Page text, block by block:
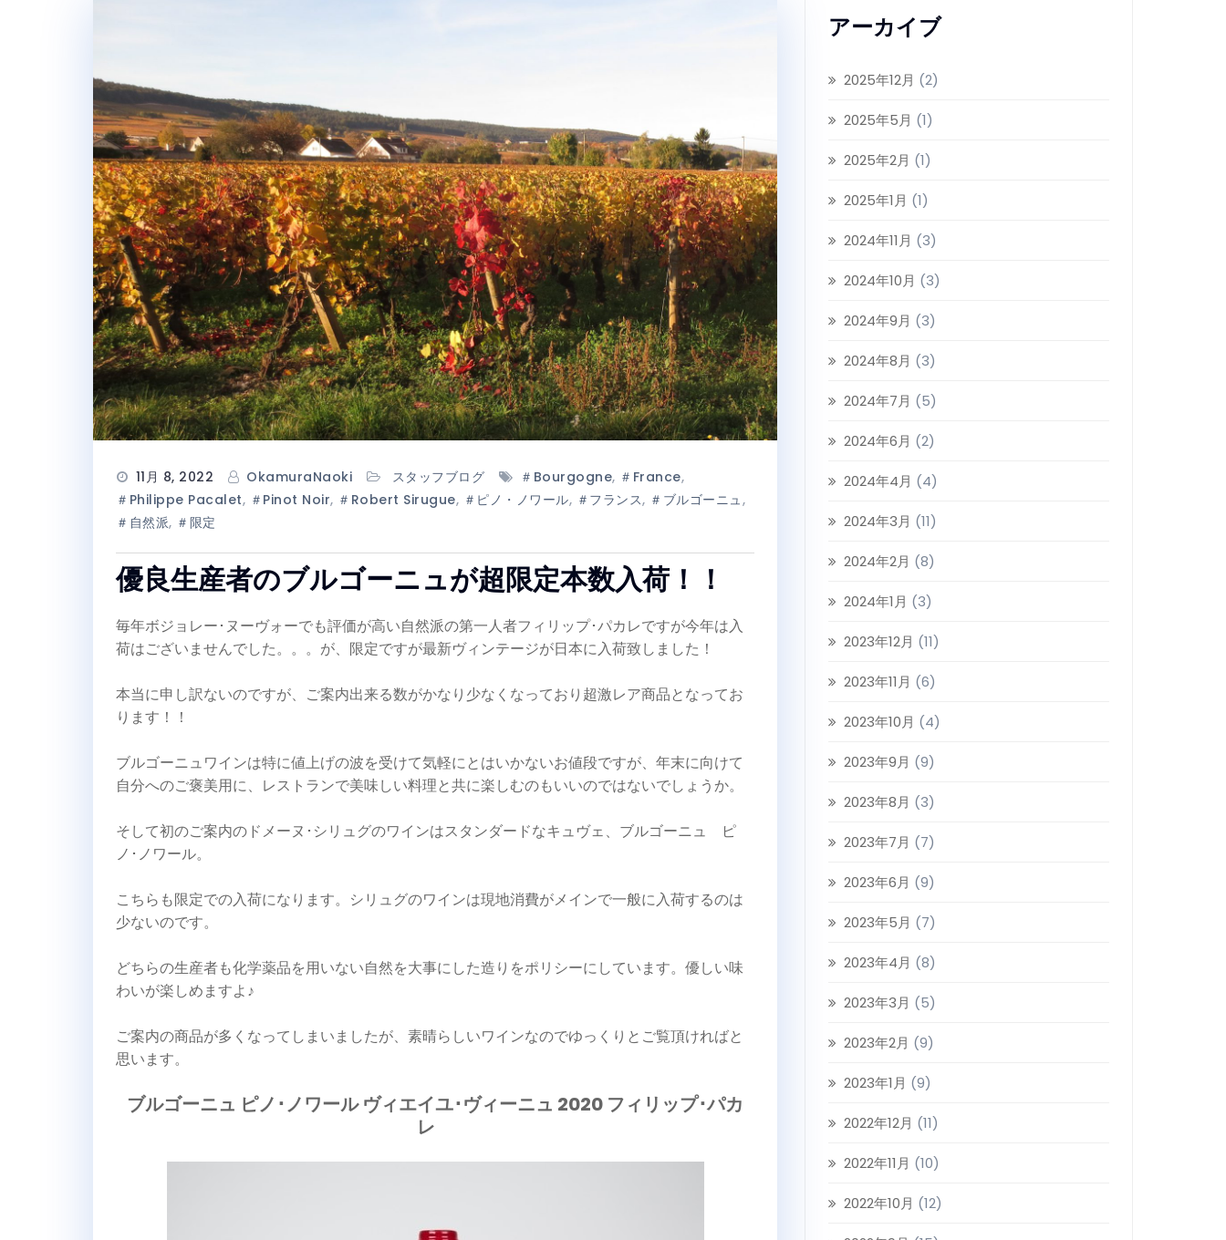
11月 8, 2022 OkamuraNaoki スタッフブログ ＃Bourgogne, ＃France,
＃Philippe Pacalet, ＃Pinot Noir, ＃Robert Sirugue, ＃ピノ・ノワール, ＃フランス, ＃ブルゴーニュ,
＃自然派, ＃限定
優良生産者のブルゴーニュが超限定本数入荷！！
毎年ボジョレー･ヌーヴォーでも評価が高い自然派の第一人者フィリップ･パカレですが今年は入
荷はございませんでした。。。が、限定ですが最新ヴィンテージが日本に入荷致しました！
本当に申し訳ないのですが、ご案内出来る数がかなり少なくなっており超激レア商品となってお
ります！！
ブルゴーニュワインは特に値上げの波を受けて気軽にとはいかないお値段ですが、年末に向けて
自分へのご褒美用に、レストランで美味しい料理と共に楽しむのもいいのではないでしょうか。
そして初のご案内のドメーヌ･シリュグのワインはスタンダードなキュヴェ、ブルゴーニュ ピ
ノ･ノワール。
こちらも限定での入荷になります。シリュグのワインは現地消費がメインで一般に入荷するのは
少ないのです。
どちらの生産者も化学薬品を用いない自然を大事にした造りをポリシーにしています。優しい味
わいが楽しめますよ♪
ご案内の商品が多くなってしまいましたが、素晴らしいワインなのでゆっくりとご覧頂ければと
思います。
ブルゴーニュ ピノ･ノワール ヴィエイユ･ヴィーニュ 2020 フィリップ･パカ
レ
アーカイブ
2025年12月 (2)
2025年5月 (1)
2025年2月 (1)
2025年1月 (1)
2024年11月 (3)
2024年10月 (3)
2024年9月 (3)
2024年8月 (3)
2024年7月 (5)
2024年6月 (2)
2024年4月 (4)
2024年3月 (11)
2024年2月 (8)
2024年1月 (3)
2023年12月 (11)
2023年11月 (6)
2023年10月 (4)
2023年9月 (9)
2023年8月 (3)
2023年7月 (7)
2023年6月 (9)
2023年5月 (7)
2023年4月 (8)
2023年3月 (5)
2023年2月 (9)
2023年1月 (9)
2022年12月 (11)
2022年11月 (10)
2022年10月 (12)